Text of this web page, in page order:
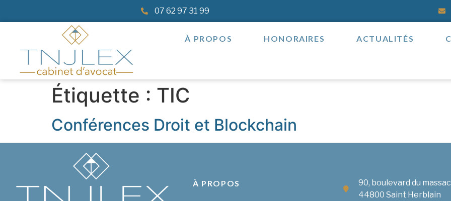
07 62 97 31 99
À PROPOS HONORAIRES ACTUALITÉS
Étiquette : TIC
Conférences Droit et Blockchain
À PROPOS
90, boulevard du
44800 Saint Herblain